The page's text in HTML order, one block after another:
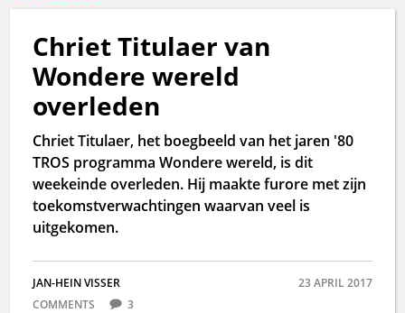
Chriet Titulaer van
Wondere wereld
overleden
Chriet Titulaer, het boegbeeld van het jaren '80
TROS programma Wondere wereld, is dit
weekeinde overleden. Hij maakte furore met zijn
toekomstverwachtingen waarvan veel is
uitgekomen.
JAN-HEIN VISSER
23 APRIL 2017
COMMENTS
3